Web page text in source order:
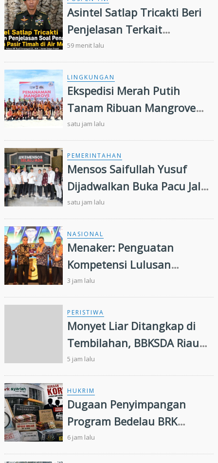
Asintel Satlap Tricakti Beri
Penjelasan Terkait
Penanganan 53 Ton Pasir
Timah di Air Merbau
59 menit lalu
LINGKUNGAN
Ekspedisi Merah Putih
Tanam Ribuan Mangrove
dan Serahkan Bantuan
Nelayan di Pulau Rupat
satu jam lalu
PEMERINTAHAN
Mensos Saifullah Yusuf
Dijadwalkan Buka Pacu Jalur
2026 dan Resmikan Sekolah
Rakyat di Kuansing
satu jam lalu
NASIONAL
Menaker: Penguatan
Kompetensi Lulusan
Perguruan Tinggi Penting
untuk Menjawab Kebutuhan
Dunia Kerja
3 jam lalu
PERISTIWA
Monyet Liar Ditangkap di
Tembilahan, BBKSDA Riau
Lakukan Identifikasi
5 jam lalu
HUKRIM
Dugaan Penyimpangan
Program Bedelau BRK
Syariah, LSM Minta Kejati
Riau Periksa Direksi
6 jam lalu